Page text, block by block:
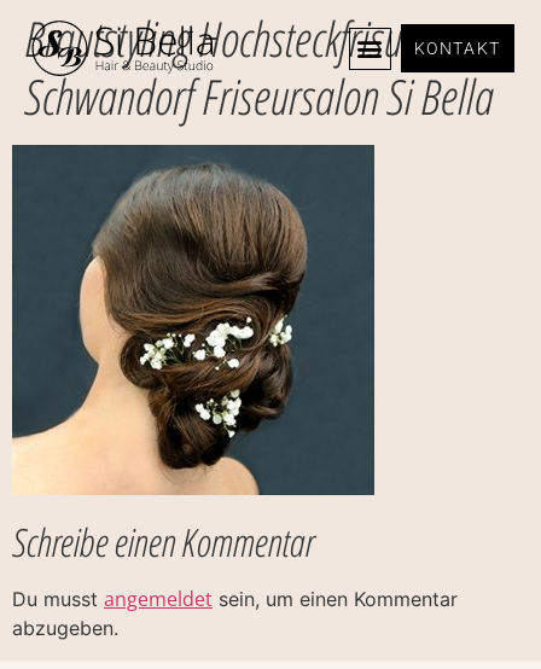
KONTAKT
Brautstyling Hochsteckfrisur
Schwandorf Friseursalon Si Bella
Schreibe einen Kommentar
Du musst angemeldet sein, um einen Kommentar
abzugeben.